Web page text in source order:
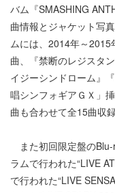
バム『SMASHING
曲情報とジャケット写
ムには、2014年～
曲、『禁断のレジスタ
イジーシンドローム』
唱シンフォギアＧＸ」
曲も合わせて全15曲収
また初回限定盤の
ラムで行われた“LIVE
で行われた“LIVE